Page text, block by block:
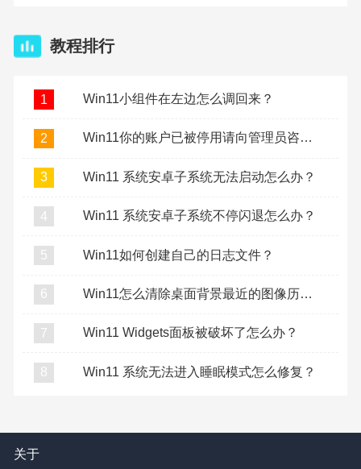
教程排行
1 Win11小组件在左边怎么调回来？
2 Win11你的账户已被停用请向管理员咨询怎么办？
3 Win11 系统安卓子系统无法启动怎么办？
4 Win11 系统安卓子系统不停闪退怎么办？
5 Win11如何创建自己的日志文件？
6 Win11怎么清除桌面背景最近的图像历史记录？
7 Win11 Widgets面板被破坏了怎么办？
8 Win11 系统无法进入睡眠模式怎么修复？
关于